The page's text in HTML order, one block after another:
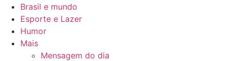
Brasil e mundo
Esporte e Lazer
Humor
Mais
Mensagem do dia